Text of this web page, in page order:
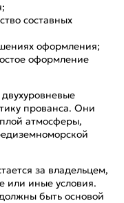
составных
оформления;
оформление
прованса. Они
атмосферы,
за владельцем,
или иные условия.
быть основой